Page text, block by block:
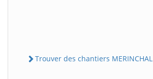
Trouver des chantiers MERINCHAL